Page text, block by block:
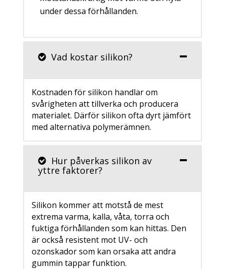
under dessa förhållanden.
Vad kostar silikon?
Kostnaden för silikon handlar om
svårigheten att tillverka och producera
materialet. Därför silikon ofta dyrt jämfört
med alternativa polymerämnen.
Hur påverkas silikon av
yttre faktorer?
Silikon kommer att motstå de mest
extrema varma, kalla, våta, torra och
fuktiga förhållanden som kan hittas. Den
är också resistent mot UV- och
ozonskador som kan orsaka att andra
gummin tappar funktion.